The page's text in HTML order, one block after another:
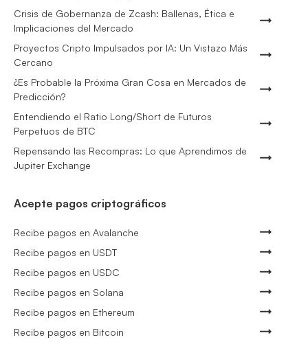
Crisis de Gobernanza de Zcash: Ballenas, Ética e
Implicaciones del Mercado
Proyectos Cripto Impulsados por IA: Un Vistazo Más
Cercano
¿Es Probable la Próxima Gran Cosa en Mercados de
Predicción?
Entendiendo el Ratio Long/Short de Futuros
Perpetuos de BTC
Repensando las Recompras: Lo que Aprendimos de
Jupiter Exchange
Acepte pagos criptográficos
Recibe pagos en Avalanche
Recibe pagos en USDT
Recibe pagos en USDC
Recibe pagos en Solana
Recibe pagos en Ethereum
Recibe pagos en Bitcoin